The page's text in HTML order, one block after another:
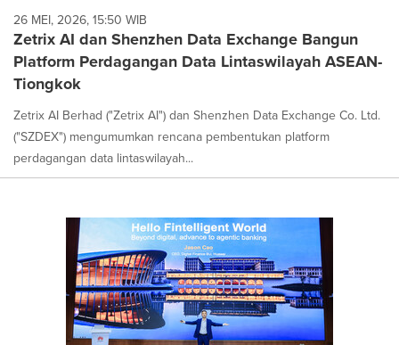
26 MEI, 2026, 15:50 WIB
Zetrix AI dan Shenzhen Data Exchange Bangun
Platform Perdagangan Data Lintaswilayah ASEAN-
Tiongkok
Zetrix AI Berhad ("Zetrix AI") dan Shenzhen Data Exchange Co. Ltd.
("SZDEX") mengumumkan rencana pembentukan platform
perdagangan data lintaswilayah...